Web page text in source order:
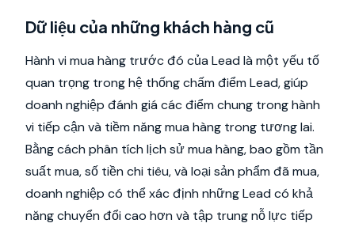
Dữ liệu của những khách hàng cũ
Hành vi mua hàng trước đó của Lead là một yếu tố
quan trọng trong hệ thống chấm điểm Lead, giúp
doanh nghiệp đánh giá các điểm chung trong hành
vi tiếp cận và tiềm năng mua hàng trong tương lai.
Bằng cách phân tích lịch sử mua hàng, bao gồm tần
suất mua, số tiền chi tiêu, và loại sản phẩm đã mua,
doanh nghiệp có thể xác định những Lead có khả
năng chuyển đổi cao hơn và tập trung nỗ lực tiếp